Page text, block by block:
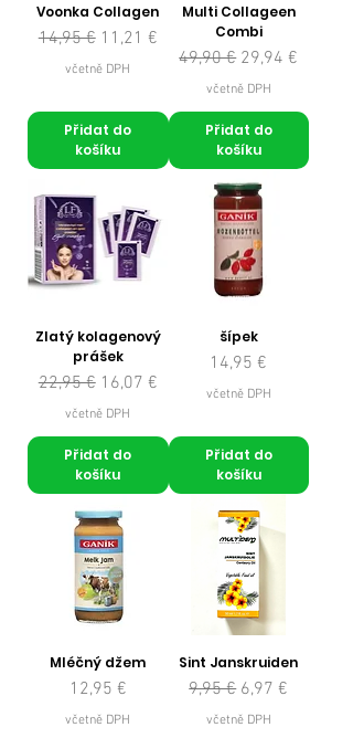
Voonka Collagen
Běžná cena
14,95 € Zvýhodněná cena
11,21 €
včetně DPH
Přidat do
košíku
Multi Collageen
Combi
Běžná cena
49,90 € Zvýhodněná
29,94 €
včetně DPH
Přidat do
košíku
Zlatý kolagenový
prášek
Běžná cena
22,95 € Zvýhodněná cena
16,07 €
včetně DPH
Přidat do
košíku
šípek
Cena
14,95 €
včetně DPH
Přidat do
košíku
Mléčný džem
Cena
12,95 €
včetně DPH
Sint Janskruiden
Běžná cena
9,95 € Zvýhodněná
6,97 €
včetně DPH